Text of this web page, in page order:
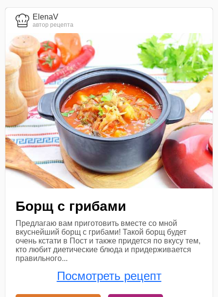
ElenaV
автор рецепта
Борщ с грибами
Предлагаю вам приготовить вместе со мной
вкуснейший борщ с грибами! Такой борщ будет
очень кстати в Пост и также придется по вкусу тем,
кто любит диетические блюда и придерживается
правильного...
Посмотреть рецепт